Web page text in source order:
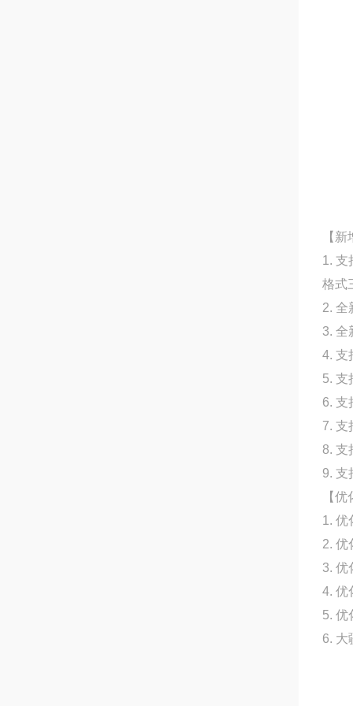
【新
1. 支
格式
2. 全
3. 全
4. 支
5. 支
6. 支
7. 支
8. 支
9. 支
【优
1. 优
2. 优
3. 优
4. 优
5. 优
6. 大